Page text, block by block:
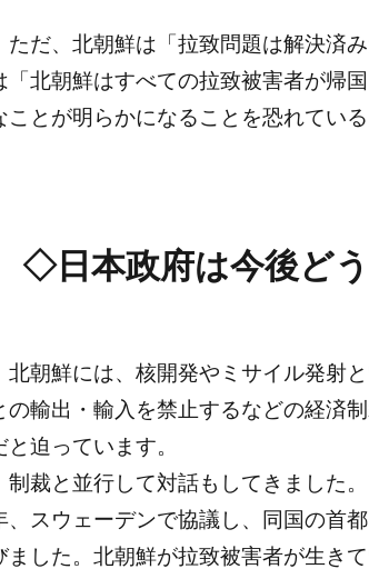
ただ、北朝鮮は「拉致問題は解決済
「北朝鮮はすべての拉致被害者が帰
ことが明らかになることを恐れてい
◇日本政府は今後どう
北朝鮮には、核開発やミサイル発射
の輸出・輸入を禁止するなどの経済
と迫っています。
制裁と並行して対話もしてきました
、スウェーデンで協議し、同国の首
ました。北朝鮮が拉致被害者が生き